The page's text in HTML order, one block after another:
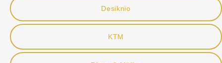
Desiknio
KTM